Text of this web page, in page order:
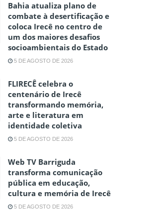
Bahia atualiza plano de
combate à desertificação e
coloca Irecê no centro de
um dos maiores desafios
socioambientais do Estado
5 DE AGOSTO DE 2026
FLIRECÊ celebra o
centenário de Irecê
transformando memória,
arte e literatura em
identidade coletiva
5 DE AGOSTO DE 2026
Web TV Barriguda
transforma comunicação
pública em educação,
cultura e memória de Irecê
5 DE AGOSTO DE 2026